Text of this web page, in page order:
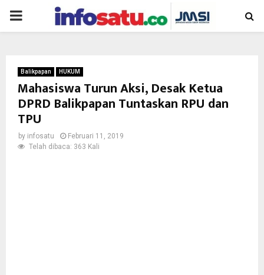
PRIMARY
Balikpapan HUKUM
Mahasiswa Turun Aksi, Desak Ketua
DPRD Balikpapan Tuntaskan RPU dan
TPU
by infosatu
Februari 11, 2019
Telah dibaca: 363 Kali